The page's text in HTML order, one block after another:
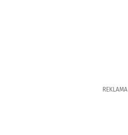
REKLAMA